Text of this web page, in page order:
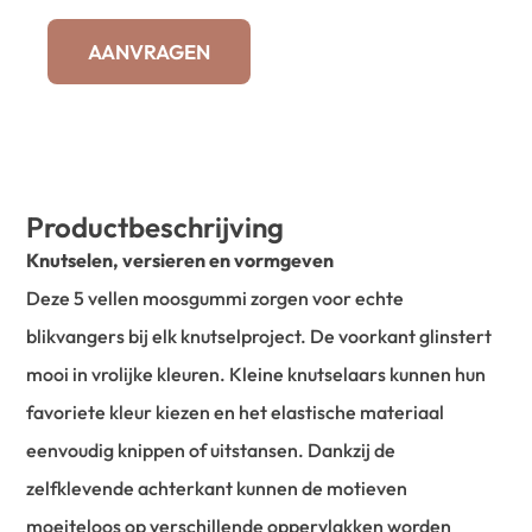
AANVRAGEN
Productbeschrijving
Knutselen, versieren en vormgeven
Deze 5 vellen moosgummi zorgen voor echte
blikvangers bij elk knutselproject. De voorkant glinstert
mooi in vrolijke kleuren. Kleine knutselaars kunnen hun
favoriete kleur kiezen en het elastische materiaal
eenvoudig knippen of uitstansen. Dankzij de
zelfklevende achterkant kunnen de motieven
moeiteloos op verschillende oppervlakken worden